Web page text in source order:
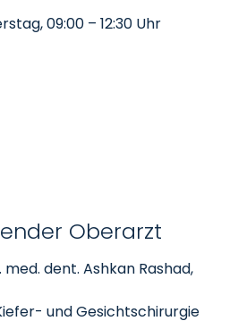
09:00 – 12:30 Uhr
Oberarzt
med. dent. Ashkan Rashad,
und Gesichtschirurgie